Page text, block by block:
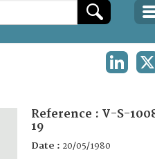
Reference : V-S-
19
Date : 20/05/1980